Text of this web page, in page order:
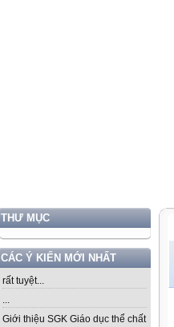
THƯ MỤC
CÁC Ý KIẾN MỚI NHẤT
rất tuyệt...
...
Giới thiệu SGK Giáo dục thể chất